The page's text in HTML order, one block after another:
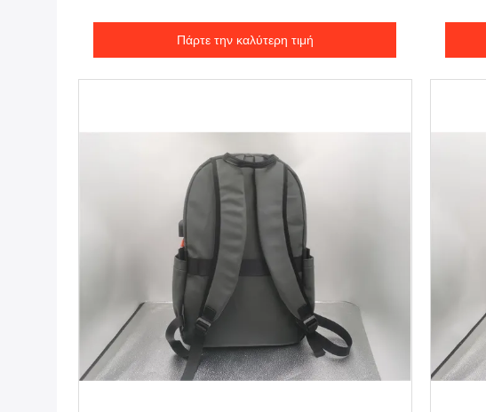
Πάρτε την καλύτερη τιμή